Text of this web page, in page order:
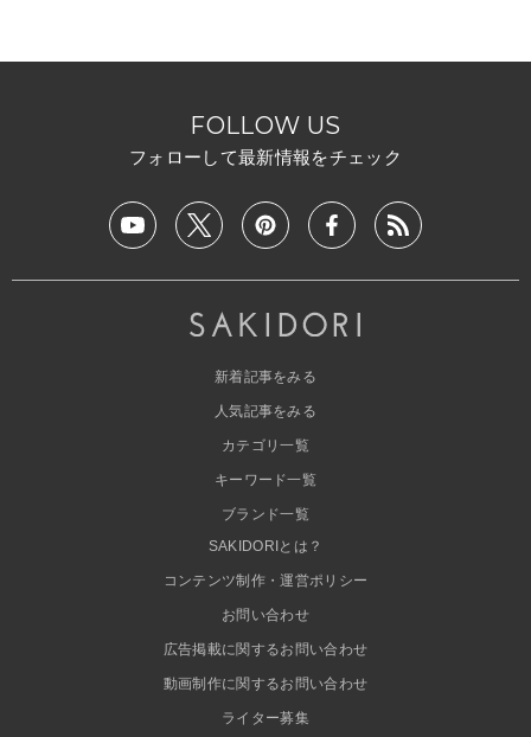
FOLLOW US
フォローして最新情報をチェック
新着記事をみる
人気記事をみる
カテゴリ一覧
キーワード一覧
ブランド一覧
SAKIDORIとは？
コンテンツ制作・運営ポリシー
お問い合わせ
広告掲載に関するお問い合わせ
動画制作に関するお問い合わせ
ライター募集